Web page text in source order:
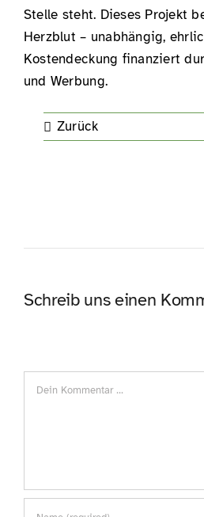
Stelle steht. Dieses Projekt
Herzblut – unabhängig,
Kostendeckung finanziert
und Werbung.
Zurück
Schreib uns einen